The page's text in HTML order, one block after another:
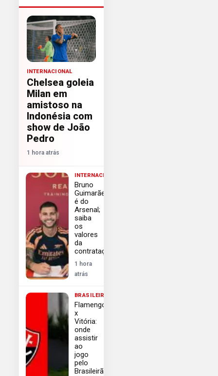
INTERNACIONAL
Chelsea goleia
Milan em
amistoso na
Indonésia com
show de João
Pedro
1 hora atrás
INTERNACIONAL
Bruno
Guimarães
é do
Arsenal;
saiba
os
valores
da
contratação
1 hora
atrás
BRASILEIRÃO
Flamengo
x
Vitória:
onde
assistir
ao
jogo
pelo
Brasileirão